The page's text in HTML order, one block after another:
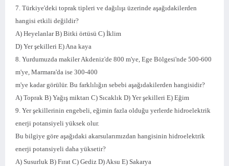
7. Türkiye'deki toprak tipleri ve dağılışı üzerinde aşağıdakilerden
hangisi etkili değildir?
A) Heyelanlar B) Bitki örtüsü C) İklim
D) Yer şekilleri E) Ana kaya
8. Yurdumuzda makiler Akdeniz'de 800 m'ye, Ege Bölgesi'nde 500-600
m'ye, Marmara'da ise 300-400
m'ye kadar görülür. Bu farklılığın sebebi aşağıdakilerden hangisidir?
A) Toprak B) Yağış miktarı C) Sıcaklık D) Yer şekilleri E) Eğim
9. Yer şekillerinin engebeli, eğimin fazla olduğu yerlerde hidroelektrik
enerji potansiyeli yüksek olur.
Bu bilgiye göre aşağıdaki akarsularımızdan hangisinin hidroelektrik
enerji potansiyeli daha yüksetir?
A) Susurluk B) Fırat C) Gediz D) Aksu E) Sakarya